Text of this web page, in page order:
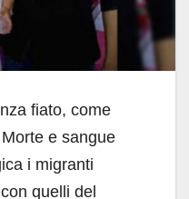
fiato, come
e sangue
i migranti
quelli del